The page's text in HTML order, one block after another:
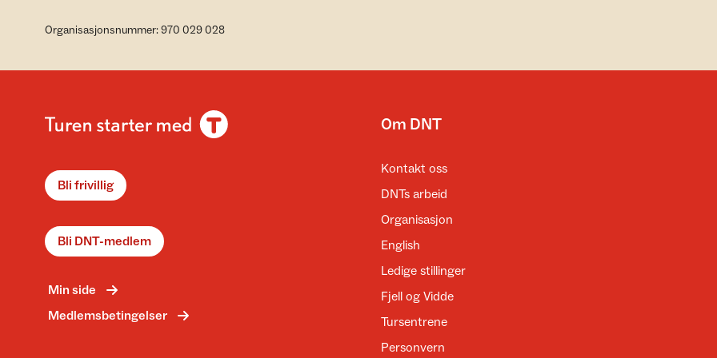
Organisasjonsnummer: 970 029 028
Bli frivillig
Bli DNT-medlem
Min side
Medlemsbetingelser
Om DNT
Kontakt oss
DNTs arbeid
Organisasjon
English
Ledige stillinger
Fjell og Vidde
Tursentrene
Personvern